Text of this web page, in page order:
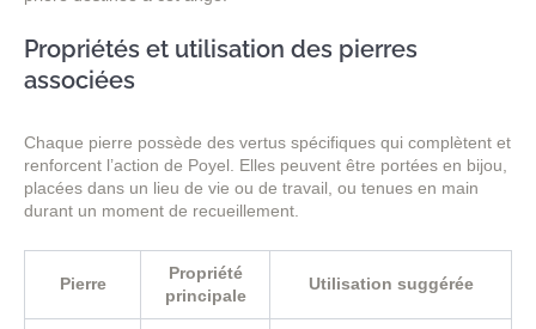
Propriétés et utilisation des pierres
associées
Chaque pierre possède des vertus spécifiques qui complètent et
renforcent l’action de Poyel. Elles peuvent être portées en bijou,
placées dans un lieu de vie ou de travail, ou tenues en main
durant un moment de recueillement.
Pierre
Propriété
principale
Utilisation suggérée